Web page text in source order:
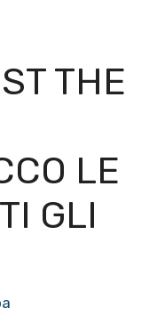
THE
LE
GLI